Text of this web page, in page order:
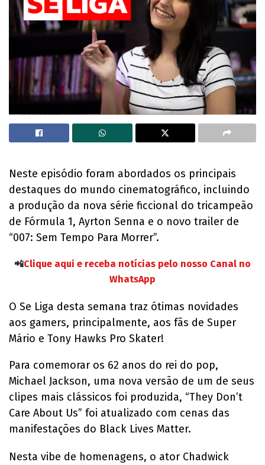
Neste episódio foram abordados os principais
destaques do mundo cinematográfico, incluindo
a produção da nova série ficcional do tricampeão
de Fórmula 1, Ayrton Senna e o novo trailer de
“007: Sem Tempo Para Morrer”.
📲Clique aqui e receba notícias pelo nosso Canal no
WhatsApp
O Se Liga desta semana traz ótimas novidades
aos gamers, principalmente, aos fãs de Super
Mário e Tony Hawks Pro Skater!
Para comemorar os 62 anos do rei do pop,
Michael Jackson, uma nova versão de um de seus
clipes mais clássicos foi produzida, “They Don’t
Care About Us” foi atualizado com cenas das
manifestações do Black Lives Matter.
Nesta vibe de homenagens, o ator Chadwick